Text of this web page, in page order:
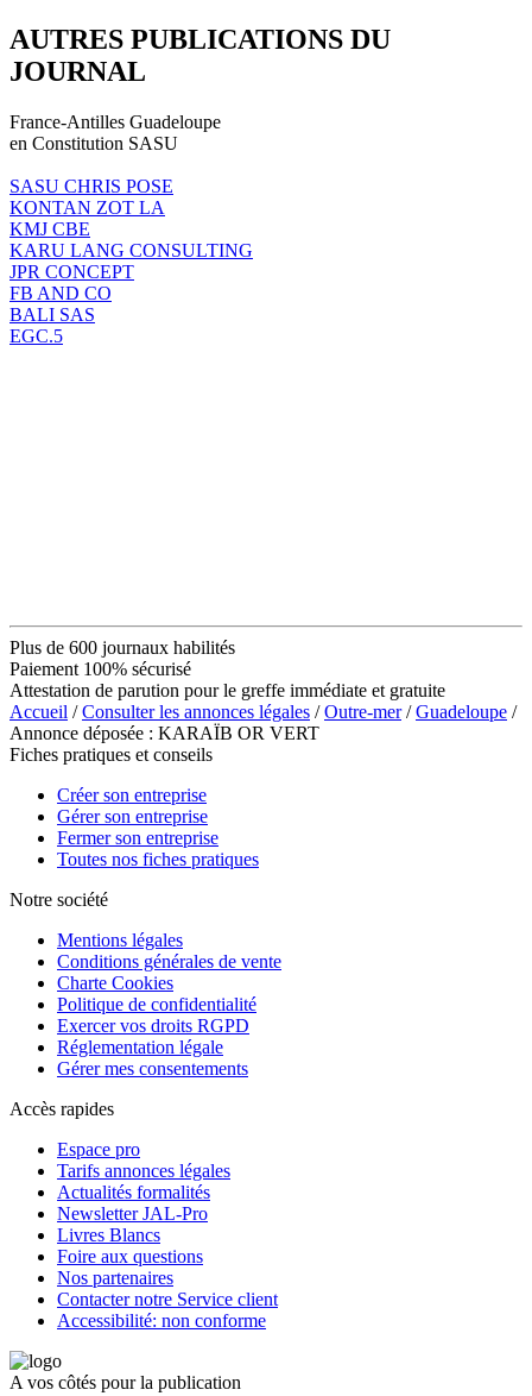
AUTRES PUBLICATIONS DU
JOURNAL
France-Antilles Guadeloupe
en Constitution SASU
SASU CHRIS POSE
KONTAN ZOT LA
KMJ CBE
KARU LANG CONSULTING
JPR CONCEPT
FB AND CO
BALI SAS
EGC.5
Plus de 600 journaux habilités
Paiement 100% sécurisé
Attestation de parution pour le greffe immédiate et gratuite
Accueil /Consulter les annonces légales /Outre-mer/Guadeloupe /
Annonce déposée : KARAÏB OR VERT
Fiches pratiques et conseils
Créer son entreprise
Gérer son entreprise
Fermer son entreprise
Toutes nos fiches pratiques
Notre société
Mentions légales
Conditions générales de vente
Charte Cookies
Politique de confidentialité
Exercer vos droits RGPD
Réglementation légale
Gérer mes consentements
Accès rapides
Espace pro
Tarifs annonces légales
Actualités formalités
Newsletter JAL-Pro
Livres Blancs
Foire aux questions
Nos partenaires
Contacter notre Service client
Accessibilité: non conforme
A vos côtés pour la publication